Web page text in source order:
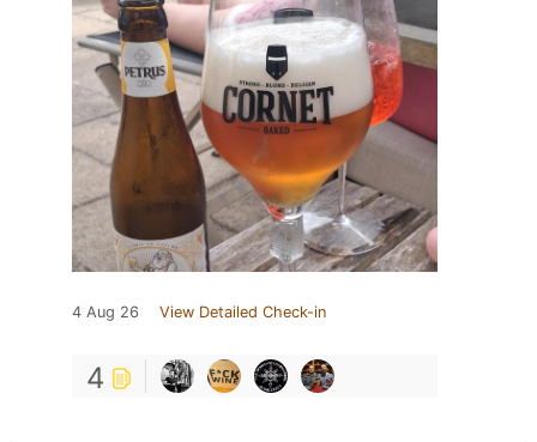
4 Aug 26 View Detailed Check-in
4